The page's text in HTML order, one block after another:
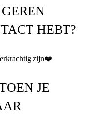
HEBT?
zijn❤️
JE